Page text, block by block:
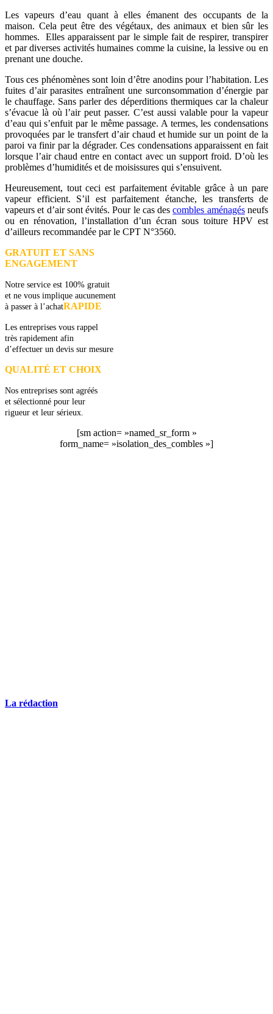
Les vapeurs d’eau quant à elles émanent des occupants de la
maison. Cela peut être des végétaux, des animaux et bien sûr les
hommes. Elles apparaissent par le simple fait de respirer, transpirer
et par diverses activités humaines comme la cuisine, la lessive ou en
prenant une douche.
Tous ces phénomènes sont loin d’être anodins pour l’habitation. Les
fuites d’air parasites entraînent une surconsommation d’énergie par
le chauffage. Sans parler des déperditions thermiques car la chaleur
s’évacue là où l’air peut passer. C’est aussi valable pour la vapeur
d’eau qui s’enfuit par le même passage. A termes, les condensations
provoquées par le transfert d’air chaud et humide sur un point de la
paroi va finir par la dégrader. Ces condensations apparaissent en fait
lorsque l’air chaud entre en contact avec un support froid. D’où les
problèmes d’humidités et de moisissures qui s’ensuivent.
Heureusement, tout ceci est parfaitement évitable grâce à un pare
vapeur efficient. S’il est parfaitement étanche, les transferts de
vapeurs et d’air sont évités. Pour le cas descombles aménagésneufs
ou en rénovation, l’installation d’un écran sous toiture HPV est
d’ailleurs recommandée par le CPT N°3560.
GRATUIT ET SANS
ENGAGEMENT
Notre service est 100% gratuit
et ne vous implique aucunement
à passer à l’achatRAPIDE
Les entreprises vous rappel
très rapidement afin
d’effectuer un devis sur mesure
QUALITÉ ET CHOIX
Nos entreprises sont agréés
et sélectionné pour leur
rigueur et leur sérieux.
[sm action= »named_sr_form »
form_name= »isolation_des_combles »]
La rédaction